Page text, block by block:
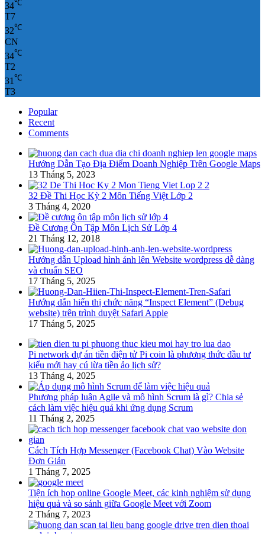
34℃
T7
32℃
CN
34℃
T2
31℃
T3
Popular
Recent
Comments
Hướng Dẫn Tạo Địa Điểm Doanh Nghiệp Trên Google Maps
13 Tháng 5, 2023
32 Đề Thi Học Kỳ 2 Môn Tiếng Việt Lớp 2
3 Tháng 4, 2020
Đề Cương Ôn Tập Môn Lịch Sử Lớp 4
21 Tháng 12, 2018
Hướng dẫn Upload hình ảnh lên Website wordpress dễ dàng
và chuẩn SEO
17 Tháng 5, 2025
Hướng dẫn hiển thị chức năng “Inspect Element” (Debug
website) trên trình duyệt Safari Apple
17 Tháng 5, 2025
Pi network dự án tiền điện tử Pi coin là phương thức đầu tư
kiểu mới hay cú lừa tiền ảo lịch sử?
13 Tháng 4, 2025
Phương pháp luận Agile và mô hình Scrum là gì? Chia sẻ
cách làm việc hiệu quả khi ứng dụng Scrum
11 Tháng 2, 2025
Cách Tích Hợp Messenger (Facebook Chat) Vào Website
Đơn Giản
1 Tháng 7, 2025
Tiện ích họp online Google Meet, các kinh nghiệm sử dụng
hiệu quả và so sánh giữa Google Meet với Zoom
2 Tháng 7, 2023